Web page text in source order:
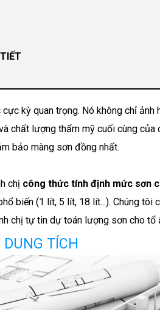
kỳ quan trọng. Nó không chỉ
chất lượng thẩm mỹ cuối cùng của
bảo màng sơn đồng nhất.
chị công thức tính định mức sơn
biến (1 lít, 5 lít, 18 lít...). Chúng tôi
chị tự tin dự toán lượng sơn cho tổ
TÍCH